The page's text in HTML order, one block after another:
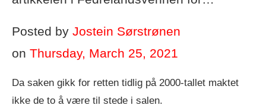
Posted by Jostein Sørstrønen
on Thursday, March 25, 2021
Da saken gikk for retten tidlig på 2000-tallet maktet
ikke de to å være til stede i salen.